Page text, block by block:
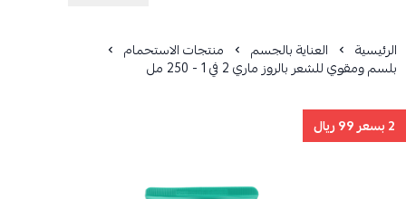
الرئيسية العناية بالجسم منتجات الاستحمام
بلسم ومقوي للشعر بالروز ماري 2 في 1 - 250 مل
2 بسعر 99 ريال